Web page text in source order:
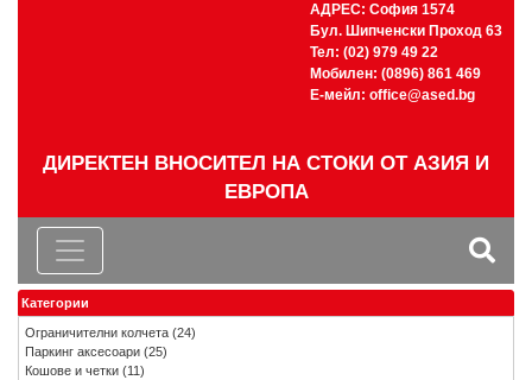
АДРЕС: София 1574
Бул. Шипченски Проход 63
Тел: (02) 979 49 22
Мобилен: (0896) 861 469
Е-мейл: office@ased.bg
ДИРЕКТЕН ВНОСИТЕЛ НА СТОКИ ОТ АЗИЯ И
ЕВРОПА
Категории
Ограничителни колчета (24)
Паркинг аксесоари (25)
Кошове и четки (11)